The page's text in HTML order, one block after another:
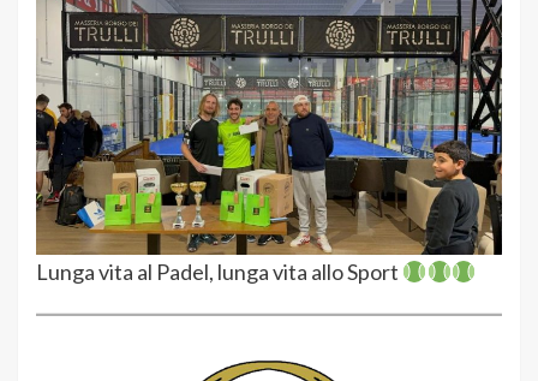
Lunga vita al Padel, lunga vita allo Sport